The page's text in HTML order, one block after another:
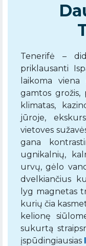
Tenerifė –
priklausanti
laikoma viena
gamtos grožis,
klimatas,
jūroje,
vietoves
gana
ugnikalnių,
urvų, gėlo
dvelkiančius
lyg magnetas
kurių čia
kelionę
sukurtą
įspūdingiausias